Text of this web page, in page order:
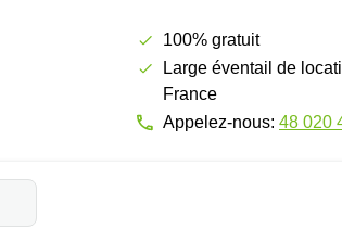
100% gratuit
Large éventail de
France
Appelez-nous: 48 020